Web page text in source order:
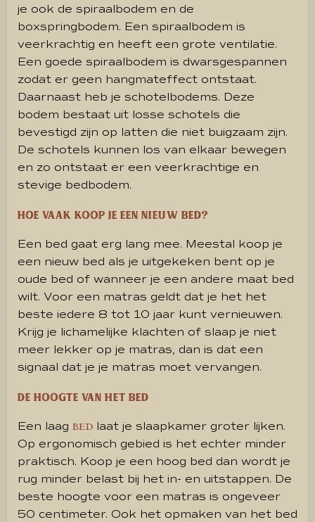
je ook de spiraalbodem en de
boxspringbodem. Een spiraalbodem is
veerkrachtig en heeft een grote ventilatie.
Een goede spiraalbodem is dwarsgespannen
zodat er geen hangmateffect ontstaat.
Daarnaast heb je schotelbodems. Deze
bodem bestaat uit losse schotels die
bevestigd zijn op latten die niet buigzaam zijn.
De schotels kunnen los van elkaar bewegen
en zo ontstaat er een veerkrachtige en
stevige bedbodem.
Hoe vaak koop je een nieuw bed?
Een bed gaat erg lang mee. Meestal koop je
een nieuw bed als je uitgekeken bent op je
oude bed of wanneer je een andere maat bed
wilt. Voor een matras geldt dat je het het
beste iedere 8 tot 10 jaar kunt vernieuwen.
Krijg je lichamelijke klachten of slaap je niet
meer lekker op je matras, dan is dat een
signaal dat je je matras moet vervangen.
De hoogte van het bed
Een laag BED laat je slaapkamer groter lijken.
Op ergonomisch gebied is het echter minder
praktisch. Koop je een hoog bed dan wordt je
rug minder belast bij het in- en uitstappen. De
beste hoogte voor een matras is ongeveer
50 centimeter. Ook het opmaken van het bed